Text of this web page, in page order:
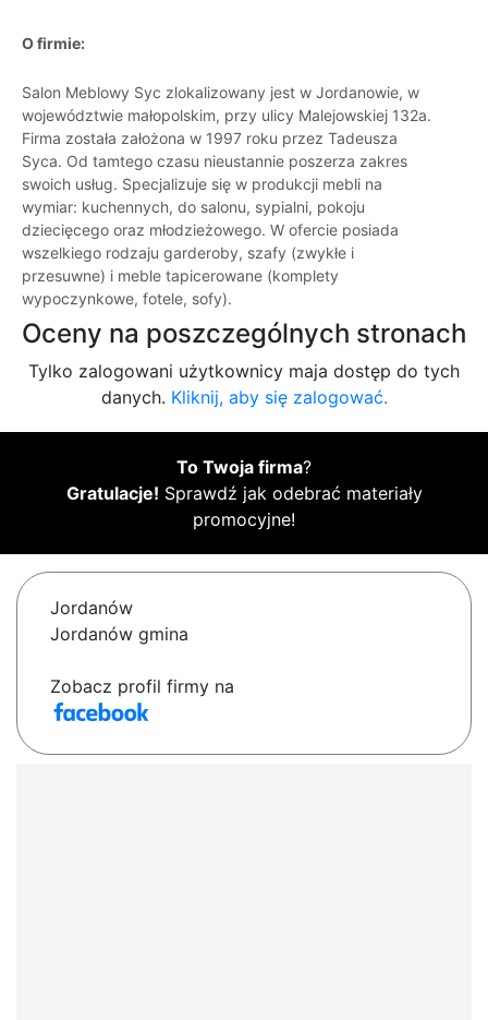
O firmie:
Salon Meblowy Syc zlokalizowany jest w Jordanowie, w
województwie małopolskim, przy ulicy Malejowskiej 132a.
Firma została założona w 1997 roku przez Tadeusza
Syca. Od tamtego czasu nieustannie poszerza zakres
swoich usług. Specjalizuje się w produkcji mebli na
wymiar: kuchennych, do salonu, sypialni, pokoju
dziecięcego oraz młodzieżowego. W ofercie posiada
wszelkiego rodzaju garderoby, szafy (zwykłe i
przesuwne) i meble tapicerowane (komplety
wypoczynkowe, fotele, sofy).
Oceny na poszczególnych stronach
Tylko zalogowani użytkownicy maja dostęp do tych
danych. Kliknij, aby się zalogować.
To Twoja firma?
Gratulacje! Sprawdź jak odebrać materiały
promocyjne!
Jordanów
Jordanów gmina
Zobacz profil firmy na